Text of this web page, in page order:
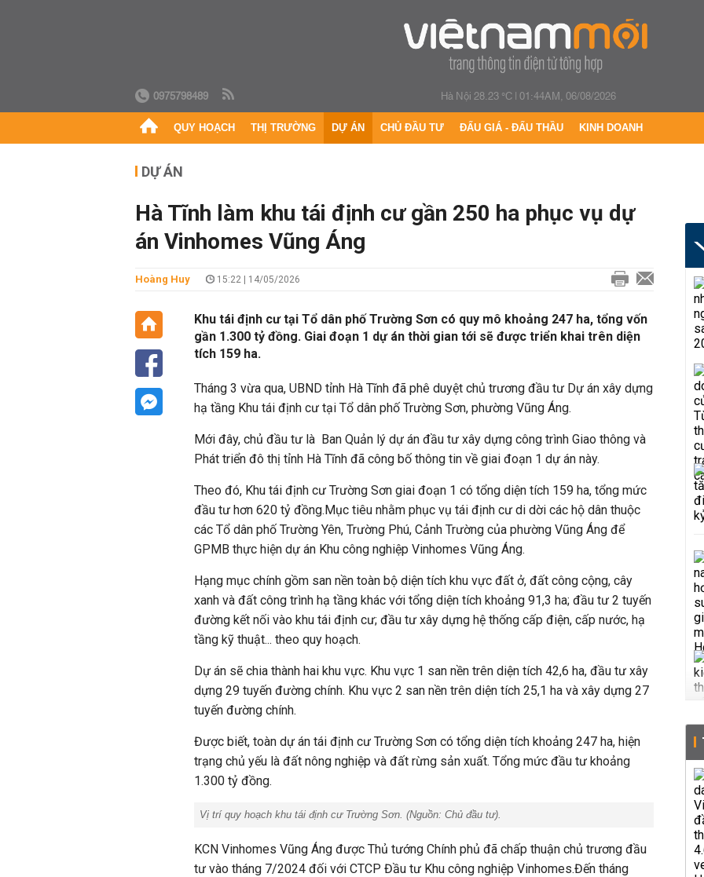
0975798489 Hà Nội 28.23 °C|01:44AM, 06/08/2026
QUY HOẠCH THỊ TRƯỜNG DỰ ÁN CHỦ ĐẦU TƯ ĐẤU GIÁ - ĐẤU THẦU KINH DOANH
DỰ ÁN
Hà Tĩnh làm khu tái định cư gần 250 ha phục vụ dự
án Vinhomes Vũng Áng
Hoàng Huy 15:22 | 14/05/2026
Khu tái định cư tại Tổ dân phố Trường Sơn có quy mô khoảng 247 ha, tổng vốn
gần 1.300 tỷ đồng. Giai đoạn 1 dự án thời gian tới sẽ được triển khai trên diện
tích 159 ha.
Tháng 3 vừa qua, UBND tỉnh Hà Tĩnh đã phê duyệt chủ trương đầu tư Dự án xây dựng
hạ tầng Khu tái định cư tại Tổ dân phố Trường Sơn, phường Vũng Áng.
Mới đây, chủ đầu tư là Ban Quản lý dự án đầu tư xây dựng công trình Giao thông và
Phát triển đô thị tỉnh Hà Tĩnh đã công bố thông tin về giai đoạn 1 dự án này.
Theo đó, Khu tái định cư Trường Sơn giai đoạn 1 có tổng diện tích 159 ha, tổng mức
đầu tư hơn 620 tỷ đồng.Mục tiêu nhằm phục vụ tái định cư di dời các hộ dân thuộc
các Tổ dân phố Trường Yên, Trường Phú, Cảnh Trường của phường Vũng Áng để
GPMB thực hiện dự án Khu công nghiệp Vinhomes Vũng Áng.
Hạng mục chính gồm san nền toàn bộ diện tích khu vực đất ở, đất công cộng, cây
xanh và đất công trình hạ tầng khác với tổng diện tích khoảng 91,3 ha; đầu tư 2 tuyến
đường kết nối vào khu tái định cư; đầu tư xây dựng hệ thống cấp điện, cấp nước, hạ
tầng kỹ thuật... theo quy hoạch.
Dự án sẽ chia thành hai khu vực. Khu vực 1 san nền trên diện tích 42,6 ha, đầu tư xây
dựng 29 tuyến đường chính. Khu vực 2 san nền trên diện tích 25,1 ha và xây dựng 27
tuyến đường chính.
Được biết, toàn dự án tái định cư Trường Sơn có tổng diện tích khoảng 247 ha, hiện
trạng chủ yếu là đất nông nghiệp và đất rừng sản xuất. Tổng mức đầu tư khoảng
1.300 tỷ đồng.
Vị trí quy hoạch khu tái định cư Trường Sơn. (Nguồn: Chủ đầu tư).
KCN Vinhomes Vũng Áng được Thủ tướng Chính phủ đã chấp thuận chủ trương đầu
tư vào tháng 7/2024 đối với CTCP Đầu tư Khu công nghiệp Vinhomes.Đến tháng